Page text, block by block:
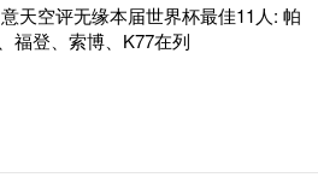
天空评无缘本届世界杯最佳11人: 帕
福登、索博、K77在列